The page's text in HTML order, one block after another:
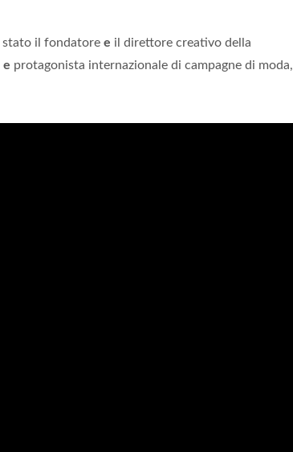
stato il fondatore e il direttore creativo della
e protagonista internazionale di campagne di moda,